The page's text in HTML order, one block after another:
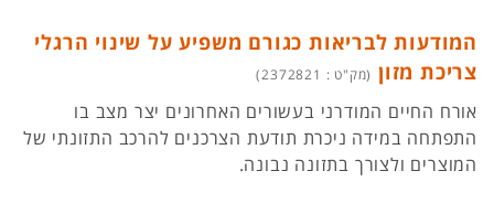
המודעות לבריאות כגורם משפיע על שינוי הרגלי
צריכת מזון (מק"ט : 2372821)
אורח החיים המודרני בעשורים האחרונים יצר מצב בו
התפתחה במידה ניכרת תודעת הצרכנים להרכב התזונתי של
המוצרים ולצורך בתזונה נבונה.